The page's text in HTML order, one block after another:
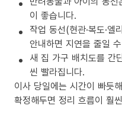
이 좋습니다.
작업 동선(현관·복도·
안내하면 지연을 줄일
새 집 가구 배치도를 간
씬 빨라집니다.
이사 당일에는 시간이 빠듯
확정해두면 정리 흐름이 훨